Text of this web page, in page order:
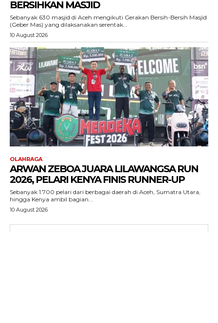
ACEHKINI.ID
Situs Berita Aceh Terkini
BERSIHKAN MASJID
Sebanyak 630 masjid di Aceh mengikuti Gerakan Bersih-Bersih Masjid
(Geber Mas) yang dilaksanakan serentak...
10 August 2026
OLAHRAGA
ARWAN ZEBOA JUARA LILAWANGSA RUN
2026, PELARI KENYA FINIS RUNNER-UP
Sebanyak 1.700 pelari dari berbagai daerah di Aceh, Sumatra Utara,
hingga Kenya ambil bagian...
10 August 2026